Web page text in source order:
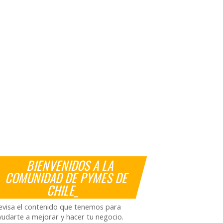
BIENVENIDOS A LA
COMUNIDAD DE PYMES DE
CHILE_
el contenido que tenemos para
a mejorar y hacer tu negocio.